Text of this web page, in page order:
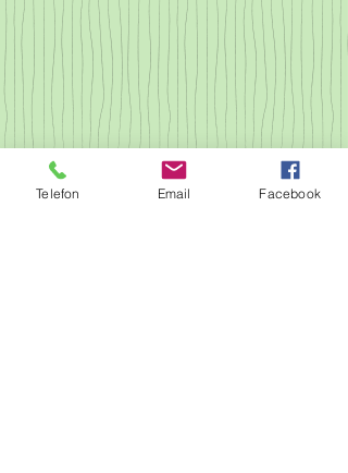
Telefon Email Facebook